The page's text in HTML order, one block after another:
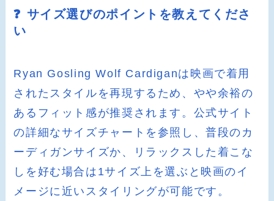
❓ サイズ選びのポイントを教えてくださ
い
Ryan Gosling Wolf Cardiganは映画で着用
されたスタイルを再現するため、やや余裕の
あるフィット感が推奨されます。公式サイト
の詳細なサイズチャートを参照し、普段のカ
ーディガンサイズか、リラックスした着こな
しを好む場合は1サイズ上を選ぶと映画のイ
メージに近いスタイリングが可能です。